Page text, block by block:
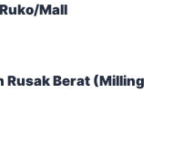
Mall
Rusak Berat (Milling